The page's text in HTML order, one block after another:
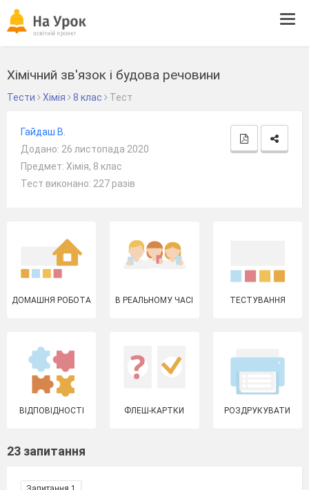
Хімічний зв'язок і будова речовини
Тести Хімія 8 клас Тест
Гайдаш В.
Додано: 26 листопада 2020
Предмет: Хімія, 8 клас
Тест виконано: 227 разів
ДОМАШНЯ РОБОТА В РЕАЛЬНОМУ ЧАСІ ТЕСТУВАННЯ
ВІДПОВІДНОСТІ ФЛЕШ-КАРТКИ РОЗДРУКУВАТИ
23 запитання